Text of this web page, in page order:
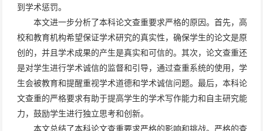
到学术惩罚。
本文进一步分析了本科论文查重要求严格的原因。首先，高
校和教育机构希望保证学术研究的真实性，确保学生的论文是原
创的，并且学术成果的产生是真实和可信的。其次，论文查重还
是对学生进行学术诚信的监督和引导，通过查重系统的使用，学
生会被教育和提醒重视学术道德和学术诚信问题。最后，本科论
文查重的严格要求有助于提高学生的学术写作能力和自主研究能
力，鼓励学生进行独立思考和创新。
本文总结了本科论文查重要求严格的影响和挑战。严格的查